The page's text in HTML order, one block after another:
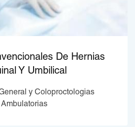
De Hernias
Y Umbilical
y Coloproctologias
Ambulatorias